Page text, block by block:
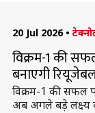
20 Jul 2026 •
विक्रम-1 की
बनाएगी
विक्रम-1 की सफल
अब अगले बड़े लक्ष्य